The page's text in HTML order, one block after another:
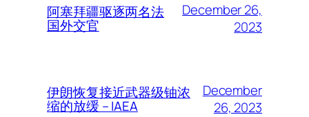
阿塞拜疆驱逐两名法
国外交官
December 26,
2023
伊朗恢复接近武器级铀浓
缩的放缓 – IAEA
December
26, 2023